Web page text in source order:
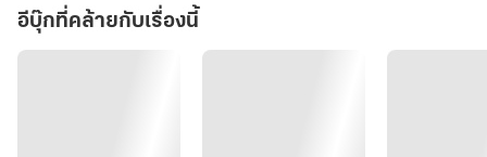
อีบุ๊กที่คล้ายกับเรื่องนี้